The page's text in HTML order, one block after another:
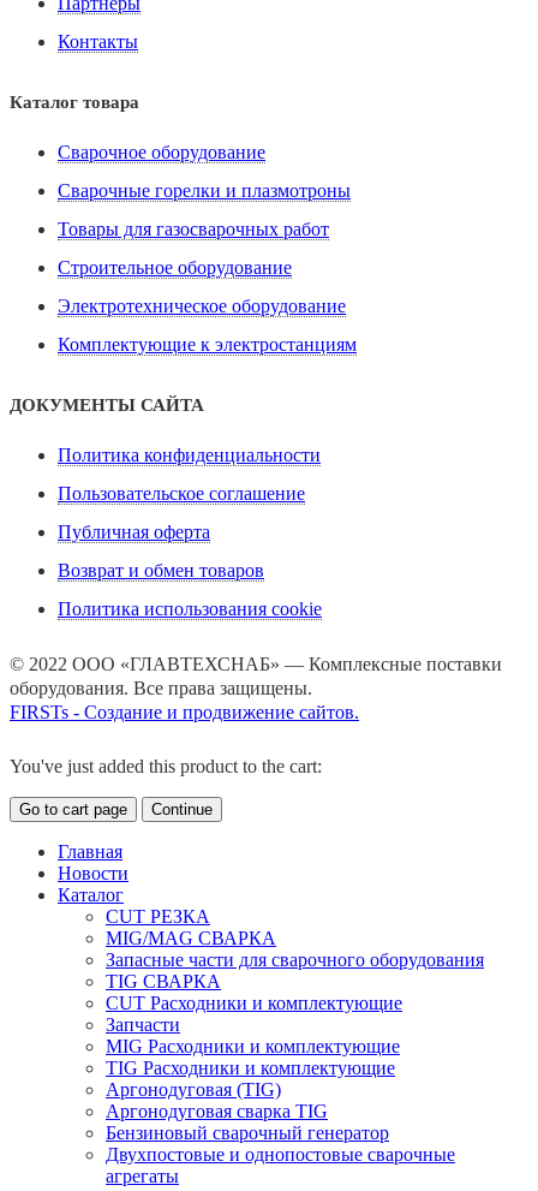
Контакты
Каталог товара
Сварочное оборудование
Сварочные горелки и плазмотроны
Товары для газосварочных работ
Строительное оборудование
Электротехническое оборудование
Комплектующие к электростанциям
ДОКУМЕНТЫ САЙТА
Политика конфиденциальности
Пользовательское соглашение
Публичная оферта
Возврат и обмен товаров
Политика использования cookie
© 2022 ООО «ГЛАВТЕХСНАБ» — Комплексные поставки
оборудования. Все права защищены.
FIRSTs - Создание и продвижение сайтов.
You've just added this product to the cart:
Go to cart page Continue
Главная
Новости
Каталог
CUT РЕЗКА
MIG/MAG СВАРКА
Запасные части для сварочного оборудования
TIG СВАРКА
CUT Расходники и комплектующие
Запчасти
MIG Расходники и комплектующие
TIG Расходники и комплектующие
Аргонодуговая (TIG)
Аргонодуговая сварка TIG
Бензиновый сварочный генератор
Двухпостовые и однопостовые сварочные
агрегаты